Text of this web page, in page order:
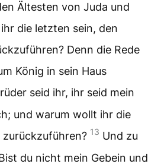
Ältesten von Juda und
die letzten sein, den
Denn die Rede
König in sein Haus
seid ihr, ihr seid mein
und warum wollt ihr die
13 Und zu
du nicht mein Gebein und